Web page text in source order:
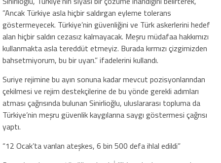
”Ancak Türkiye asla hiçbir saldırgan eyleme tolerans
göstermeyecek. Türkiye’nin güvenliğini ve Türk askerlerini hedef
alan hiçbir saldırı cezasız kalmayacak. Meşru müdafaa hakkımızı
kullanmakta asla tereddüt etmeyiz. Burada kırmızı çizgimizden
bahsetmiyorum, bu bir uyarı.” ifadelerini kullandı.
Suriye rejimine bu ayın sonuna kadar mevcut pozisyonlarından
çekilmesi ve rejim destekçilerine de bu yönde gerekli adımları
atması çağrısında bulunan Sinirlioğlu, uluslararası topluma da
Türkiye’nin meşru güvenlik kaygılarına saygı göstermesi çağrısı
yaptı.
“12 Ocak’ta varılan ateşkes, 6 bin 500 defa ihlal edildi”